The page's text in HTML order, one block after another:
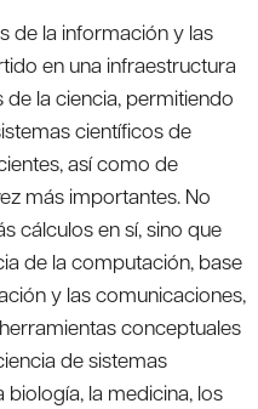
de la información y las
en una infraestructura
la ciencia, permitiendo
científicos de
así como de
más importantes. No
cálculos en sí, sino que
de la computación, base
y las comunicaciones,
conceptuales
de sistemas
la medicina, los